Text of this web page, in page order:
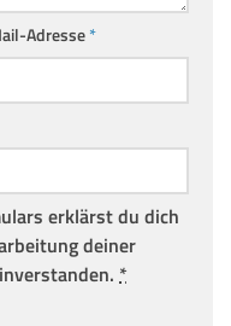
Adresse*
erklärst du dich
deiner
*